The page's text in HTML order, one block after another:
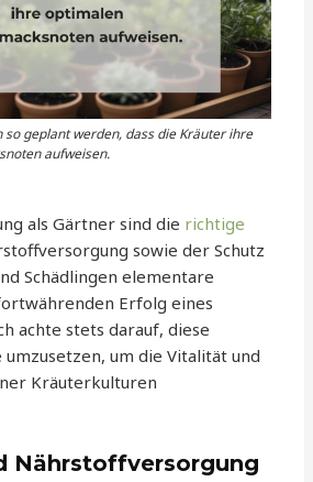
so geplant werden, dass die Kräuter ihre
aufweisen.
als Gärtner sind die richtige
sowie der Schutz
Schädlingen elementare
Erfolg eines
achte stets darauf, diese
um die Vitalität und
Kräuterkulturen
Nährstoffversorgung